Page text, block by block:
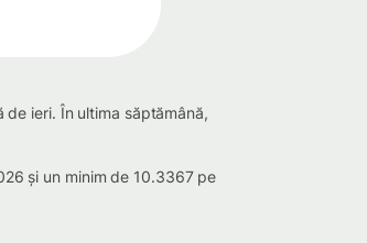
ieri. În ultima săptămână,
și un minim de 10.3367 pe